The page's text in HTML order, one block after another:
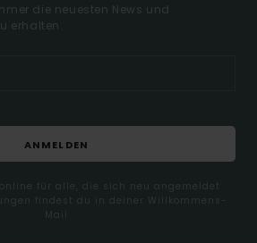
die neuesten News und
erhalten.
ANMELDEN
für alle, die sich neu angemeldet
findest du in deiner Willkommens-
Mail